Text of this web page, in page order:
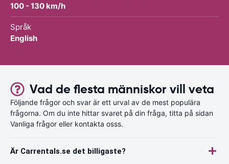
100 - 130 km/h
Språk
English
Vad de flesta människor vill veta
Följande frågor och svar är ett urval av de mest populära
frågorna. Om du inte hittar svaret på din fråga, titta på sidan
Vanliga frågor eller kontakta osss.
Är Carrentals.se det billigaste?